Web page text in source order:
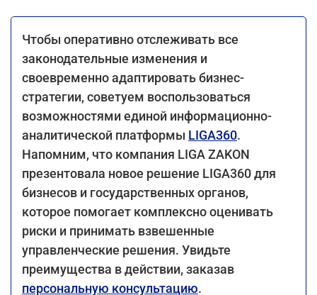
Чтобы оперативно отслеживать все
законодательные изменения и
своевременно адаптировать бизнес-
стратегии, советуем воспользоваться
возможностями единой информационно-
аналитической платформы LIGA360.
Напомним, что компания LIGA ZAKON
презентовала новое решение LIGA360 для
бизнесов и государственных органов,
которое помогает комплексно оценивать
риски и принимать взвешенные
управленческие решения. Увидьте
преимущества в действии, заказав
персональную консультацию.